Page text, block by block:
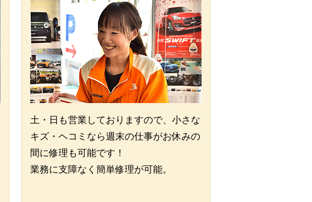
土・日も営業しておりますので、小さな
キズ・ヘコミなら週末の仕事がお休みの
間に修理も可能です！
業務に支障なく簡単修理が可能。